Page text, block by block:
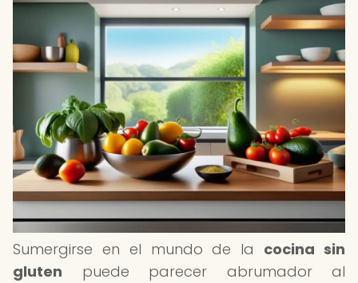
Sumergirse en el mundo de la cocina sin
gluten puede parecer abrumador al